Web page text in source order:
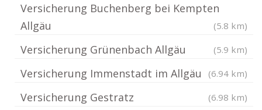
Versicherung Buchenberg bei Kempten
Allgäu
(5.8 km)
Versicherung Grünenbach Allgäu (5.9 km)
Versicherung Immenstadt im Allgäu (6.94 km)
Versicherung Gestratz (6.98 km)